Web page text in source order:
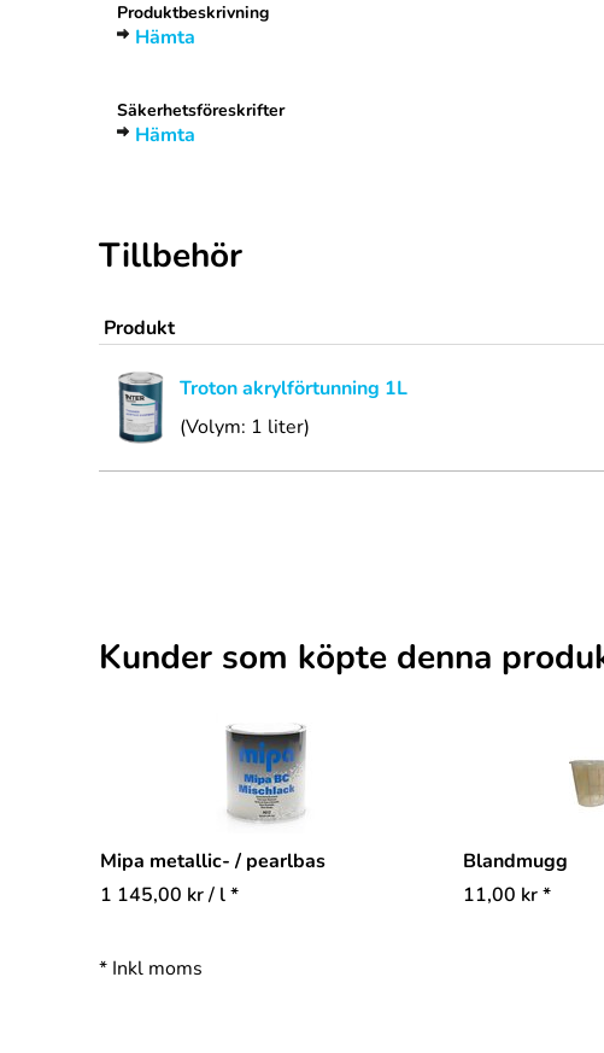
Produktbeskrivning
Hämta
Säkerhetsföreskrifter
Hämta
Tillbehör
Produkt
Troton akrylförtunning 1L
(Volym: 1 liter)
Kunder som köpte denna
Mipa metallic- / pearlbas
1 145,00 kr/ l *
Blandmugg
11,00 kr*
* Inkl moms